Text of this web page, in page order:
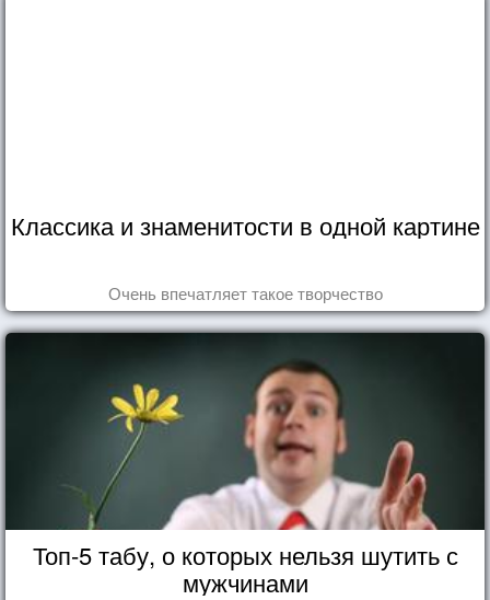
Классика и знаменитости в одной картине
Очень впечатляет такое творчество
Топ-5 табу, о которых нельзя шутить с
мужчинами